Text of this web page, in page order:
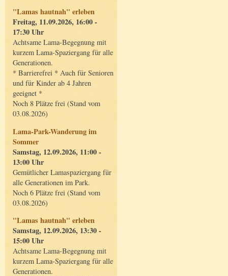
"Lamas hautnah" erleben
Freitag, 11.09.2026, 16:00 -
17:30 Uhr
Achtsame Lama-Begegnung mit
kurzem Lama-Spaziergang für alle
Generationen.
* Barrierefrei * Auch für Senioren
und für Kinder ab 4 Jahren
geeignet *
Noch 8 Plätze frei (Stand vom
03.08.2026)
Lama-Park-Wanderung im
Sommer
Samstag, 12.09.2026, 11:00 -
13:00 Uhr
Gemütlicher Lamaspaziergang für
alle Generationen im Park.
Noch 6 Plätze frei (Stand vom
03.08.2026)
"Lamas hautnah" erleben
Samstag, 12.09.2026, 13:30 -
15:00 Uhr
Achtsame Lama-Begegnung mit
kurzem Lama-Spaziergang für alle
Generationen.